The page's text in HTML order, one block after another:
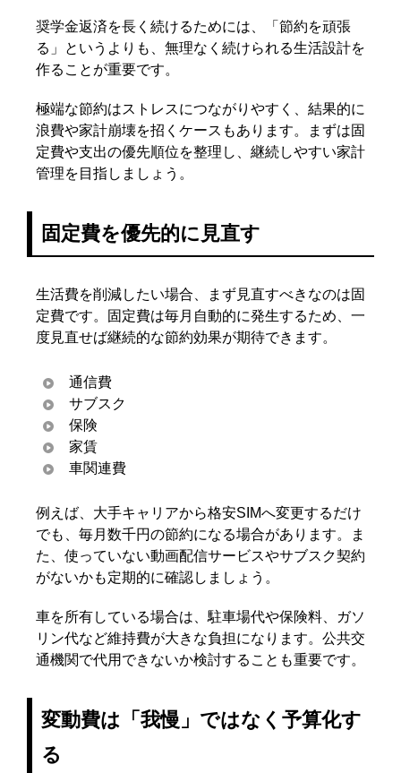
奨学金返済を長く続けるためには、「節約を頑張
る」というよりも、無理なく続けられる生活設計を
作ることが重要です。
極端な節約はストレスにつながりやすく、結果的に
浪費や家計崩壊を招くケースもあります。まずは固
定費や支出の優先順位を整理し、継続しやすい家計
管理を目指しましょう。
固定費を優先的に見直す
生活費を削減したい場合、まず見直すべきなのは固
定費です。固定費は毎月自動的に発生するため、一
度見直せば継続的な節約効果が期待できます。
通信費
サブスク
保険
家賃
車関連費
例えば、大手キャリアから格安SIMへ変更するだけ
でも、毎月数千円の節約になる場合があります。ま
た、使っていない動画配信サービスやサブスク契約
がないかも定期的に確認しましょう。
車を所有している場合は、駐車場代や保険料、ガソ
リン代など維持費が大きな負担になります。公共交
通機関で代用できないか検討することも重要です。
変動費は「我慢」ではなく予算化す
る